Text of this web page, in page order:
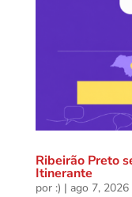
Ribeirão Preto
Itinerante
por :) | ago 7, 2026